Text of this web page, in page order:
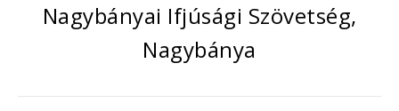
Nagybányai Ifjúsági Szövetség,
Nagybánya